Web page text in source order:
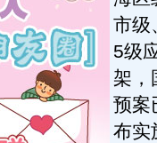
市级
5级
架，
预案
布实